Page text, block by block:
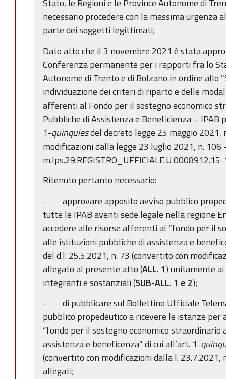
Stato, le Regioni e le Province Autonome di
necessario procedere con la massima urgenza
parte dei soggetti legittimati;
Dato atto che il 3 novembre 2021 è stata
Conferenza permanente per i rapporti fra lo
Autonome di Trento e di Bolzano in ordine allo
individuazione dei criteri di riparto e delle
afferenti al Fondo per il sostegno economico
Pubbliche di Assistenza e Beneficienza – IPAB
1-quinquiesdel decreto legge 25 maggio 2021,
modificazioni dalla legge 23 luglio 2021, n. 106
Ritenuto pertanto necessario:
- approvare apposito avviso pubblico
tutte le IPAB aventi sede legale nella regione
accedere alle risorse afferenti al “fondo per il
alle istituzioni pubbliche di assistenza e
del d.l. 25.5.2021, n. 73 (convertito con
allegato al presente atto (ALL. 1) unitamente
integranti e sostanziali (SUB-ALL. 1 e 2);
- di pubblicare sul Bollettino Ufficiale
pubblico propedeutico a ricevere le istanze
“fondo per il sostegno economico
assistenza e beneficenza” di cui all’art. 1-
(convertito con modificazioni dalla l.
allegati;